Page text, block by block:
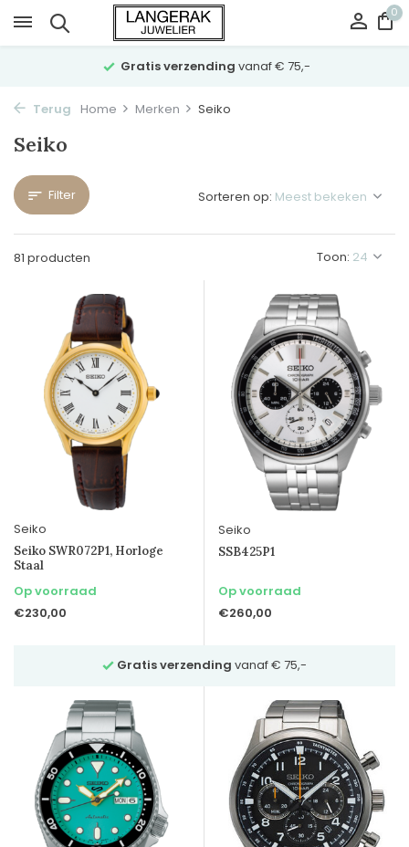
0
vrijblijvend adviesvia Whatsapp 023-5321064
Terug Home Merken Seiko
Seiko
Filter
81 producten Toon:
Sorteren op:
Seiko
Seiko SWR072P1, Horloge
Staal
Op voorraad
€230,00
Seiko
SSB425P1
Op voorraad
€260,00
vrijblijvend adviesvia Whatsapp 023-5321064